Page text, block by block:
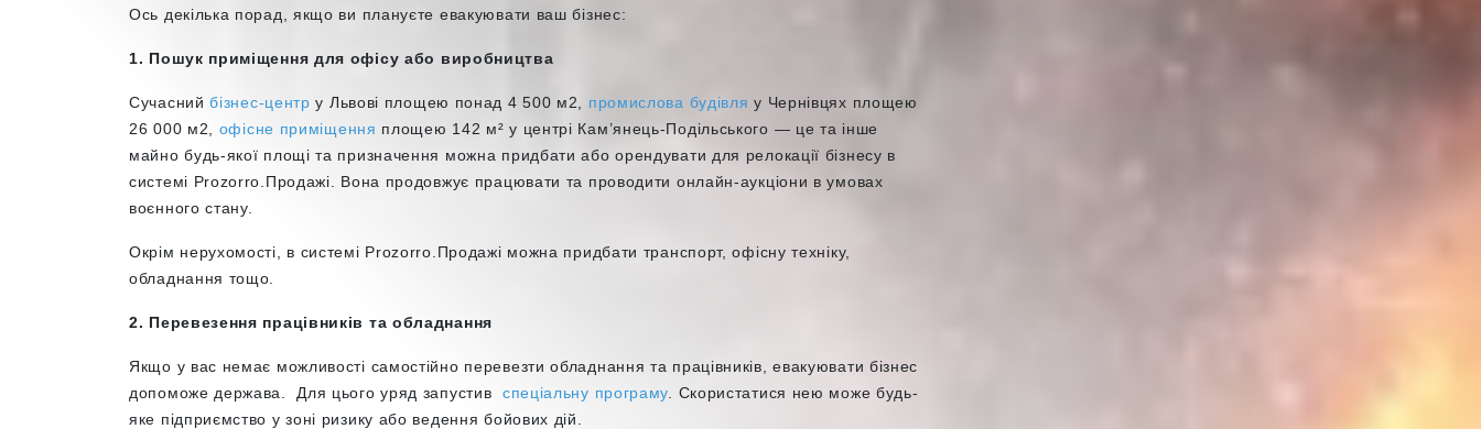
Ось декілька порад, якщо ви плануєте евакуювати ваш бізнес:
1. Пошук приміщення для офісу або виробництва
Сучаснийбізнес-центр у Львові площею понад 4 500 м2 промислова будівля у Чернівцях площею
26 000 м2 офісне приміщення площею 142 м² у центрі Кам’янець-Подільського — це та інше
майно будь-якої площі та призначення можна придбати або орендувати для релокації бізнесу в
системі Prozorro.Продажі. Вона продовжує працювати та проводити онлайн-аукціони в умовах
воєнного стану.
Окрім нерухомості, в системі Prozorro.Продажі можна придбати транспорт, офісну техніку,
обладнання тощо.
2. Перевезення працівників та обладнання
Якщо у вас немає можливості самостійно перевезти обладнання та працівників, евакуювати бізнес
допоможе держава. Для цього уряд запустив спеціальну програму . Скористатися нею може будь-
яке підприємство у зоні ризику або ведення бойових дій.